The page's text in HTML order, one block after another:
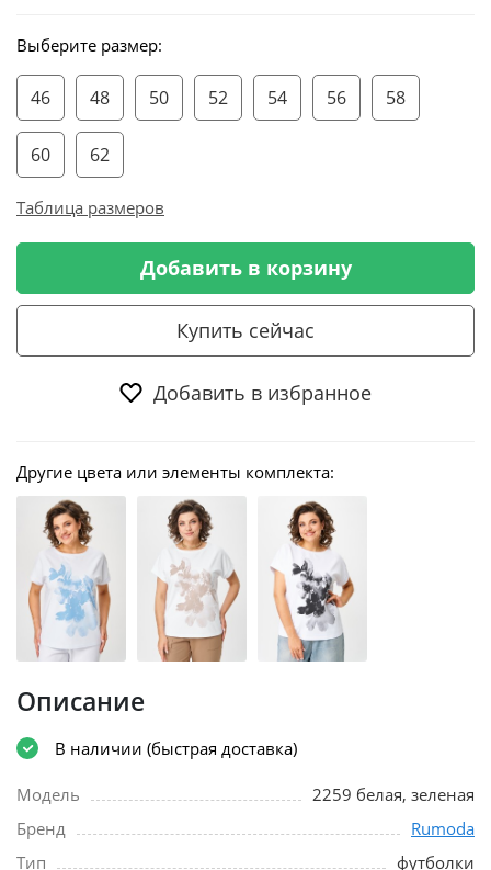
Выберите размер:
46 48 50 52 54 56 58
60 62
Таблица размеров
Добавить в корзину
Купить сейчас
Добавить в избранное
Другие цвета или элементы комплекта:
Описание
В наличии (быстрая доставка)
Модель
2259 белая, зеленая
Бренд
Rumoda
Тип
футболки